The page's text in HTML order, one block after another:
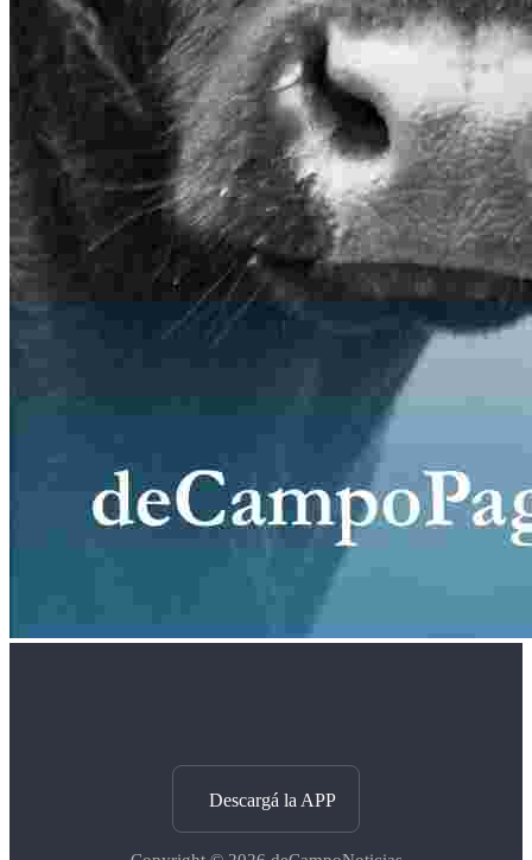
Descargá la APP